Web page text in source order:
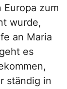
zum
wurde,
an Maria
es
ständig in